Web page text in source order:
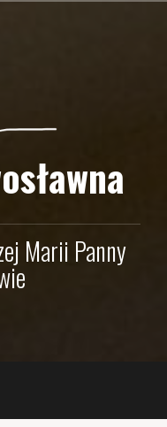
Marii Panny